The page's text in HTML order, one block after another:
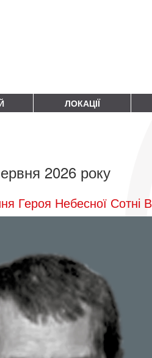
ЛОКАЦІЇ
2026 року
Героя Небесної Сотні